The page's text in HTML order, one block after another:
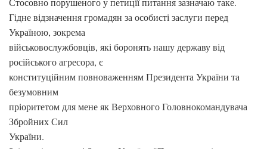
Гідне відзначення громадян за особисті заслуги перед
Україною, зокрема
військовослужбовців, які боронять нашу державу від
російського агресора, є
конституційним повноваженням Президента України та
безумовним
пріоритетом для мене як Верховного Головнокомандувача
Збройних Сил
України.